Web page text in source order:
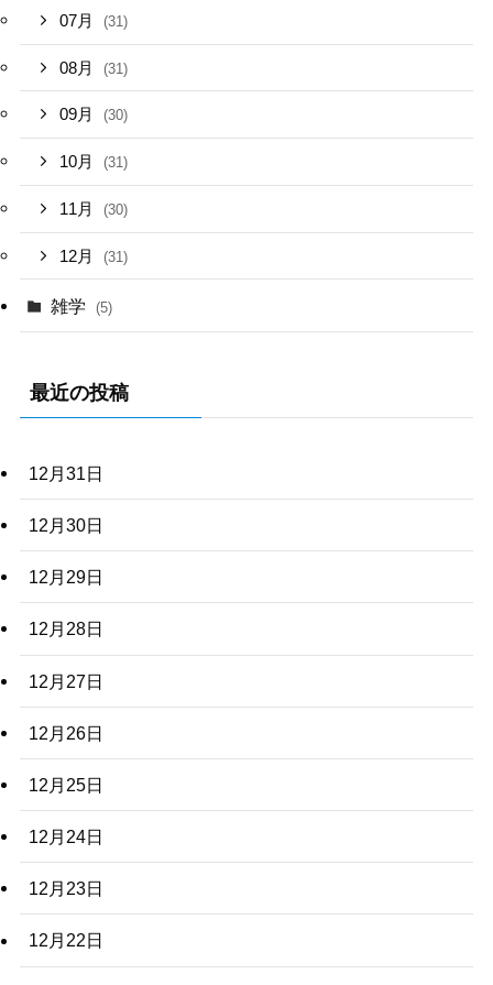
07月 (31)
08月 (31)
09月 (30)
10月 (31)
11月 (30)
12月 (31)
雑学 (5)
最近の投稿
12月31日
12月30日
12月29日
12月28日
12月27日
12月26日
12月25日
12月24日
12月23日
12月22日